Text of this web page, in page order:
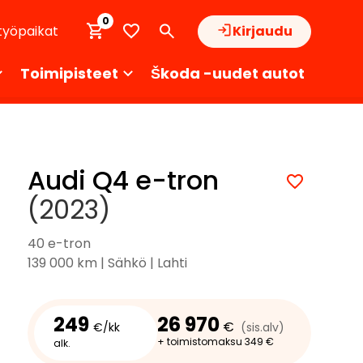
Kirjaudu
0
Toimipisteet Škoda -uudet autot
Audi Q4 e-tron
(2023)
40 e-tron
139 000 km | Sähkö | Lahti
249 €/kk
alk.
26 970 € (sis.alv)
+ toimistomaksu 349 €